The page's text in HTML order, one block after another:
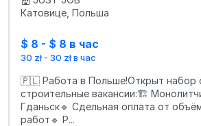
Катовице, Польша
$ 8 - $ 8 в час
30 zł - 30 zł в час
🇵🇱 Работа в Польше!Открыт набор
строительные вакансии:🏗️
Гданьск🔹 Сдельная оплата от
работ🔹 Р...